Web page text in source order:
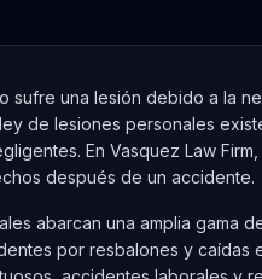
sufre una lesión debido a la
de lesiones personales
En Vasquez Law
después de un accidente.
abarcan una amplia gama
por resbalones y